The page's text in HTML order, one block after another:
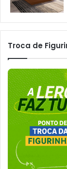
Troca de